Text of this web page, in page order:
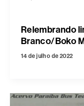
Relembrando
Branco/Boko
14 de julho de 2022